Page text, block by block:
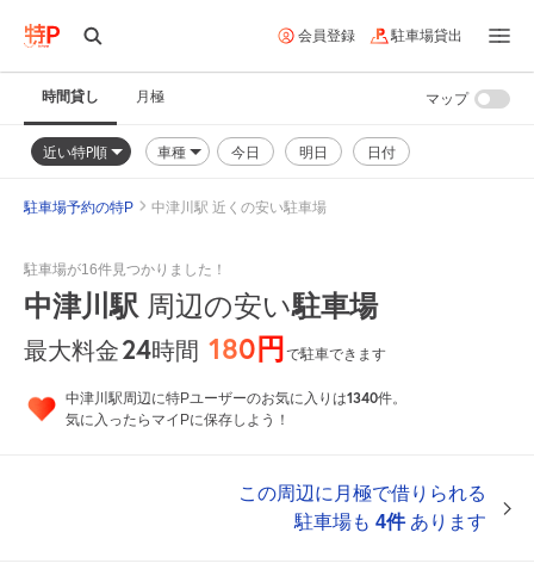
会員登録 駐車場貸出
時間貸し 月極
近い特P順 車種 今日 明日 日付
マップ
駐車場予約の特P 中津川駅 近くの安い駐車場
駐車場が16件見つかりました！
中津川駅 周辺の安い駐車場
最大料金24時間 180円で駐車できます
中津川駅周辺に特Pユーザーのお気に入りは1340件。
気に入ったらマイPに保存しよう！
この周辺に月極で借りられる
駐車場も 4件あります